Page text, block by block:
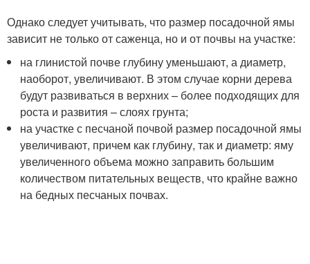
Однако следует учитывать, что размер посадочной ямы
зависит не только от саженца, но и от почвы на участке:
на глинистой почве глубину уменьшают, а диаметр,
наоборот, увеличивают. В этом случае корни дерева
будут развиваться в верхних – более подходящих для
роста и развития – слоях грунта;
на участке с песчаной почвой размер посадочной ямы
увеличивают, причем как глубину, так и диаметр: яму
увеличенного объема можно заправить большим
количеством питательных веществ, что крайне важно
на бедных песчаных почвах.